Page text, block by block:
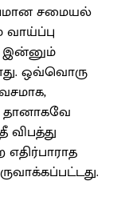
சமையல்
இன்னும்
ஒவ்வொரு
தானாகவே
விபத்து